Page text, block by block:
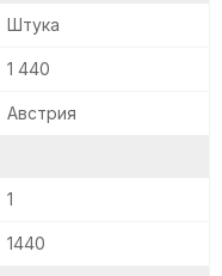
Штука
1 440
Австрия
1
1440